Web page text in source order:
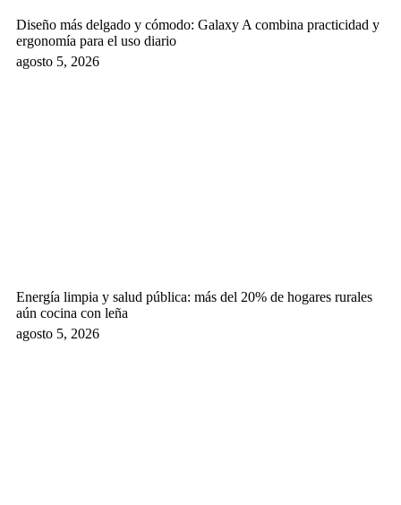
Diseño más delgado y cómodo: Galaxy A combina practicidad y
ergonomía para el uso diario
agosto 5, 2026
Energía limpia y salud pública: más del 20% de hogares rurales
aún cocina con leña
agosto 5, 2026